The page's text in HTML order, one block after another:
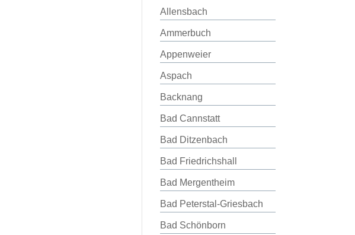
Allensbach
Ammerbuch
Appenweier
Aspach
Backnang
Bad Cannstatt
Bad Ditzenbach
Bad Friedrichshall
Bad Mergentheim
Bad Peterstal-Griesbach
Bad Schönborn